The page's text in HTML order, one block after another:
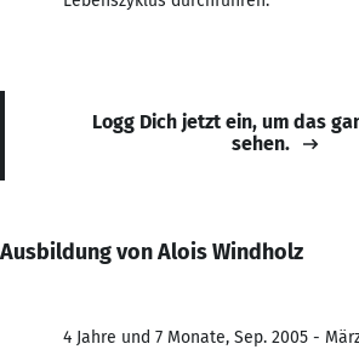
Logg Dich jetzt ein, um das
sehen.
Ausbildung von Alois Windholz
4 Jahre und 7 Monate, Sep. 2005 -